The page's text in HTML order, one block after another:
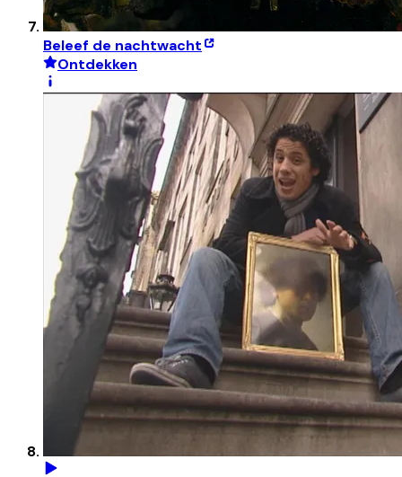
Beleef de nachtwacht
Ontdekken